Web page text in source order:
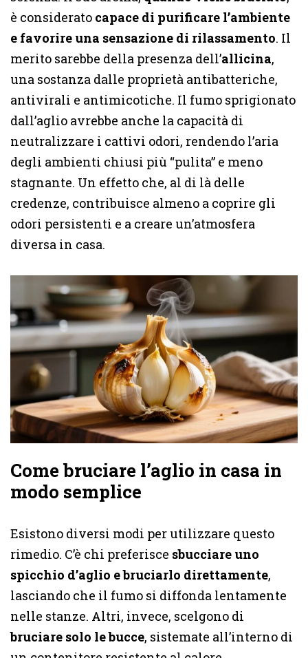
è considerato capace di purificare l’ambiente
e favorire una sensazione di rilassamento. Il
merito sarebbe della presenza dell’allicina,
una sostanza dalle proprietà antibatteriche,
antivirali e antimicotiche. Il fumo sprigionato
dall’aglio avrebbe anche la capacità di
neutralizzare i cattivi odori, rendendo l’aria
degli ambienti chiusi più “pulita” e meno
stagnante. Un effetto che, al di là delle
credenze, contribuisce almeno a coprire gli
odori persistenti e a creare un’atmosfera
diversa in casa.
Come bruciare l’aglio in casa in
modo semplice
Esistono diversi modi per utilizzare questo
rimedio. C’è chi preferisce sbucciare uno
spicchio d’aglio e bruciarlo direttamente,
lasciando che il fumo si diffonda lentamente
nelle stanze. Altri, invece, scelgono di
bruciare solo le bucce, sistemate all’interno di